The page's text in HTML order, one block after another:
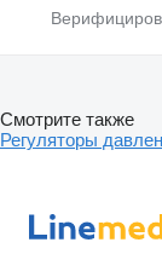
Смотрите также
Регуляторы